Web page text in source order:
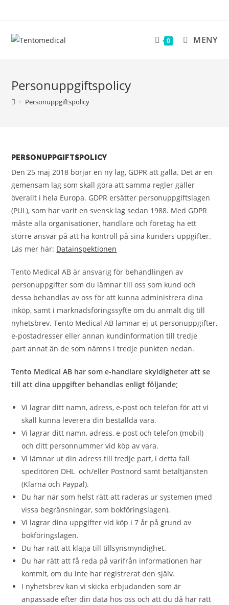
innehållet
0 MENY
Personuppgiftspolicy
> Personuppgiftspolicy
PERSONUPPGIFTSPOLICY
Den 25 maj 2018 börjar en ny lag, GDPR att gälla. Det är en
gemensam lag som skall göra att samma regler gäller
överallt i hela Europa. GDPR ersätter personuppgiftslagen
(PUL), som har varit en svensk lag sedan 1988. Med GDPR
måste alla organisationer, handlare och företag ha ett
större ansvar på att ha kontroll på sina kunders uppgifter.
Läs mer här: Datainspektionen
Tento Medical AB är ansvarig för behandlingen av
personuppgifter som du lämnar till oss som kund och
dessa behandlas av oss för att kunna administrera dina
inköp, samt i marknadsföringssyfte om du anmält dig till
nyhetsbrev. Tento Medical AB lämnar ej ut personuppgifter,
e-postadresser eller annan kundinformation till tredje
part annat än de som nämns i tredje punkten nedan.
Tento Medical AB har som e-handlare skyldigheter att se
till att dina uppgifter behandlas enligt följande;
Vi lagrar ditt namn, adress, e-post och telefon för att vi
skall kunna leverera din beställda vara.
Vi lagrar ditt namn, adress, e-post och telefon (mobil)
och ditt personnummer vid köp av vara.
Vi lämnar ut din adress till tredje part, i detta fall
speditören DHL och/eller Postnord samt betaltjänsten
(Klarna och Paypal).
Du har när som helst rätt att raderas ur systemen (med
vissa begränsningar, som bokföringslagen).
Vi lagrar dina uppgifter vid köp i 7 år på grund av
bokföringslagen.
Du har rätt att klaga till tillsynsmyndighet.
Du har rätt att få reda på varifrån informationen har
kommit, om du inte har registrerat den själv.
I nyhetsbrev kan vi skicka erbjudanden som är
anpassade efter din data hos oss och att du då har rätt